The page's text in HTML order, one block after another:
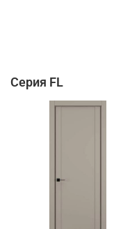
Серия FL